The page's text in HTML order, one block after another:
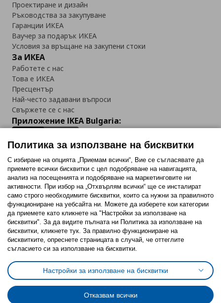
Проектиране и дизайн
Ръководства за закупуване
Гаранции ИКЕА
Ваучер за подарък ИКЕА
Условия за връщане на закупени стоки
За ИКЕА
Работете с нас
Това е ИКЕА
Пресцентър
Най-често задавани въпроси
Свържете се с нас
Приложение IKEA Bulgaria:
Последвайте ни:
FacebookTwitterYoutubePinterestInstagram
Политика за използване на бисквитки (Cookies)
Избор на настройки за използване на бисквитки
Условия за ползване на ikea.bgОбща политика за личните данни
Политика за защита на личните данни на ikea.bg
Общи условия на програма IKEA Family
Политика за използване на бисквитки
С избиране на опцията „Приемам всички“, Вие се съгласявате да
приемете всички бисквитки с цел подобряване на навигацията,
анализ на посещенията и подобряване на маркетинговите ни
активности. При избор на „Отхвърлям всички“ ще се инсталират
само строго необходимитe бисквитки, които са нужни за правилното
функциониране на уебсайта ни. Можете да изберете кои категории
да приемете като кликнете на "Настройки за използване на
бисквитки". За да видите пълната ни Политика за използване на
бисквитки, кликнете тук. За правилно функциониране на
бисквитките, опреснете страницата в случай, че оттеглите
съгласието си за използване на бисквитки.
Настройки за използване на бисквитки
Отказвам всички